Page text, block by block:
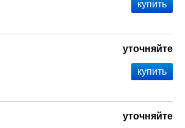
уточняйте
уточняйте